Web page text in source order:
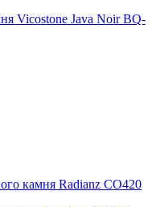
Vicostone Java Noir BQ-